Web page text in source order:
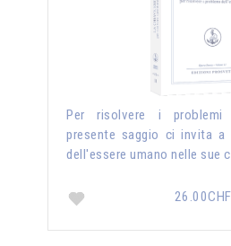
Per risolvere i problemi
presente saggio ci invita a
dell'essere umano nelle sue
26.00CHF